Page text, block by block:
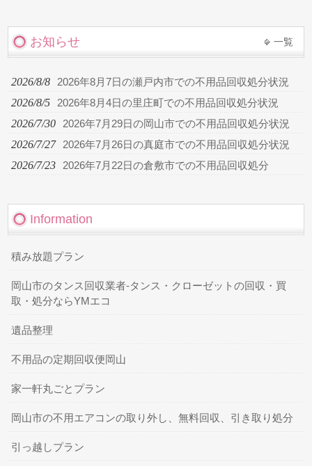
お知らせ 一覧
2026/8/8 2026年8月7日の瀬戸内市での不用品回収処分状況
2026/8/5 2026年8月4日の里庄町での不用品回収処分状況
2026/7/30 2026年7月29日の岡山市での不用品回収処分状況
2026/7/27 2026年7月26日の真庭市での不用品回収処分状況
2026/7/23 2026年7月22日の倉敷市での不用品回収処分
Information
積み放題プラン
岡山市のタンス回収業者-タンス・クローゼットの回収・買
取・処分ならYMエコ
遺品整理
不用品の定期回収便岡山
家一軒丸ごとプラン
岡山市の不用エアコンの取り外し、無料回収、引き取り処分
引っ越しプラン